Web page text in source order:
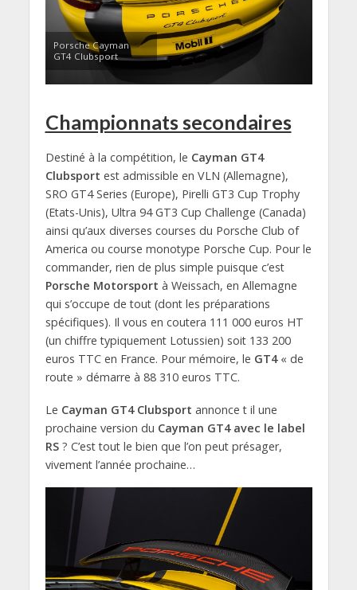
Porsche Cayman
GT4 Clubsport
Championnats secondaires
Destiné à la compétition, le Cayman GT4
Clubsport est admissible en VLN (Allemagne),
SRO GT4 Series (Europe), Pirelli GT3 Cup Trophy
(Etats-Unis), Ultra 94 GT3 Cup Challenge (Canada)
ainsi qu’aux diverses courses du Porsche Club of
America ou course monotype Porsche Cup. Pour le
commander, rien de plus simple puisque c’est
Porsche Motorsport à Weissach, en Allemagne
qui s’occupe de tout (dont les préparations
spécifiques). Il vous en coutera 111 000 euros HT
(un chiffre typiquement Lotussien) soit 133 200
euros TTC en France. Pour mémoire, le GT4« de
route » démarre à 88 310 euros TTC.
Le Cayman GT4 Clubsport annonce t il une
prochaine version du Cayman GT4 avec le label
RS? C’est tout le bien que l’on peut présager,
vivement l’année prochaine…